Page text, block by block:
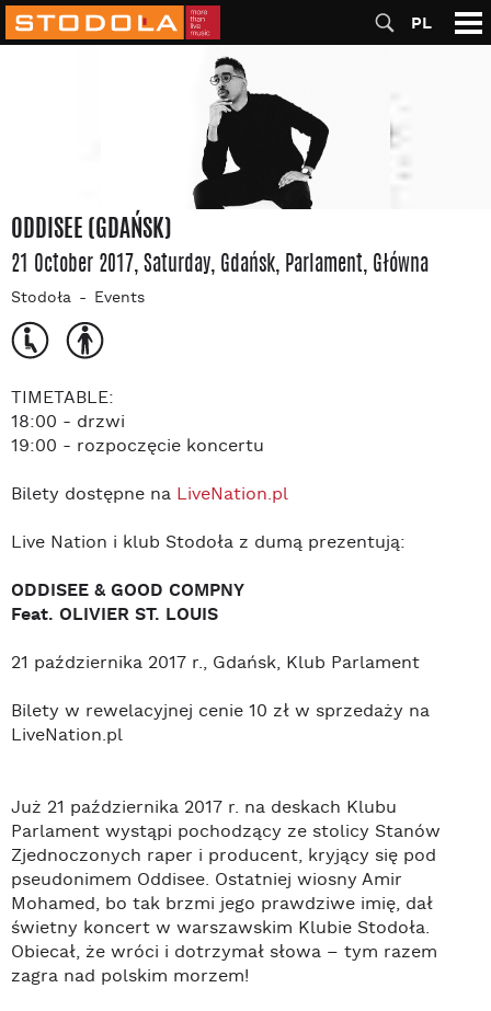
PL
ODDISEE (GDAŃSK)
21 October 2017, Saturday, Gdańsk, Parlament, Główna
Stodoła Events
TIMETABLE:
18:00 - drzwi
19:00 - rozpoczęcie koncertu
Bilety dostępne na LiveNation.pl
Live Nation i klub Stodoła z dumą prezentują:
ODDISEE & GOOD COMPNY
Feat. OLIVIER ST. LOUIS
21 października 2017 r., Gdańsk, Klub Parlament
Bilety w rewelacyjnej cenie 10 zł w sprzedaży na
LiveNation.pl
Już 21 października 2017 r. na deskach Klubu
Parlament wystąpi pochodzący ze stolicy Stanów
Zjednoczonych raper i producent, kryjący się pod
pseudonimem Oddisee. Ostatniej wiosny Amir
Mohamed, bo tak brzmi jego prawdziwe imię, dał
świetny koncert w warszawskim Klubie Stodoła.
Obiecał, że wróci i dotrzymał słowa – tym razem
zagra nad polskim morzem!